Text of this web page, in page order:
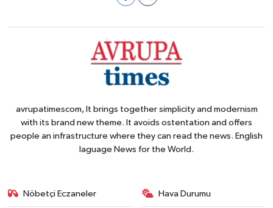
avrupatimescom, It brings together simplicity and modernism
with its brand new theme. It avoids ostentation and offers
people an infrastructure where they can read the news. English
laguage News for the World.
Nöbetçi Eczaneler Hava Durumu